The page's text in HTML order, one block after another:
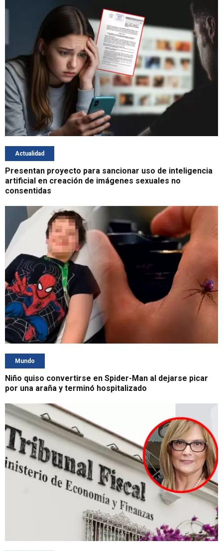
Actualidad
Presentan proyecto para sancionar uso de inteligencia
artificial en creación de imágenes sexuales no
consentidas
Mundo
Niño quiso convertirse en Spider-Man al dejarse picar
por una araña y terminó hospitalizado